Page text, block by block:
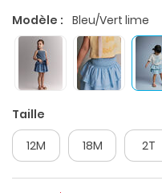
Modèle : Bleu/Vert lime
Taille
12M 18M 2T